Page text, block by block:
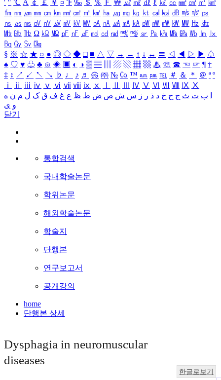
′ ″ ℃ Å ￠ ￡ ￥ ¤ ℉ ‰ ＄ ％ Ｆ ￦ ㎕ ㎖ ㎗ ℓ ㎘ ㏄ ㎣ ㎤ ㎥ ㎦
㎙ ㎚ ㎛ ㎜ ㎝ ㎞ ㎟ ㎠ ㎡ ㎢ ㏊ ㎍ ㎎ ㎏ ㏏ ㎈ ㎉ ㏈ ㎧ ㎨ ㎰
㎱ ㎲ ㎳ ㎴ ㎵ ㎶ ㎷ ㎸ ㎹ ㎀ ㎁ ㎂ ㎃ ㎄ ㎺ ㎻ ㎽ ㎾ ㎿ ㎐ ㎑
㎒ ㎓ ㎔ Ω ㏀ ㏁ ㎊ ㎋ ㎌ ㏖ ㏅ ㎭ ㎮ ㎯ ㏛ ㎩ ㎪ ㎫ ㎬ ㏝ ㏐
㏓
㏃ ㏉ ㏜ ㏆
§ ※ ☆ ★ ○ ● ◎ ◇ ◆ □ ■ △ ▽ → ← ↑ ↓ ↔ 〓 ◁ ◀ ▷ ▶ ♤
♠ ♡ ♥ ♧ ♣ ⊙ ◈ ▣ ◐ ◑ ▒ ▤ ▨ ▧ ▦ ▩ ♨ ☏ ☎ ☜ ☞ ¶ †
‡ ↕ ↗ ↙ ↖ ↘ ♭ ♩ ♪ ♬ ㉿ ㈜ № ㏇ ™ ㏂ ㏘ ℡ ＃ ＆ ＊ ＠ ª º
ⅰ
ⅱ ⅲ ⅳ ⅴ ⅵ ⅶ ⅷ ⅸ ⅹ Ⅳ Ⅴ Ⅵ Ⅶ Ⅷ Ⅸ Ⅹ
ب ت ث ج ح خ د ذ ر ز س ش ص ض ط ظ ع غ ف ق ک ل م ن ه
و ی
닫기
통합검색
국내학술논문
학위논문
해외학술논문
학술지
단행본
연구보고서
공개강의
home
단행본 상세
Dysphagia in neuromuscular
diseases
한글로보기